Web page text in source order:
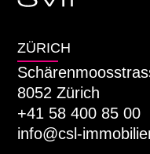
ZÜRICH
8052 Zürich
+41 58 400 85 00
info@csl-